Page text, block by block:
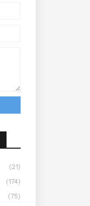
(21)
(174)
(75)